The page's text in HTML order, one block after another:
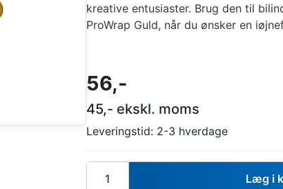
kreative entusiaster. Brug den til
ProWrap Guld, når du ønsker en
56,-
45,- ekskl. moms
Leveringstid: 2-3 hverdage
Læg i